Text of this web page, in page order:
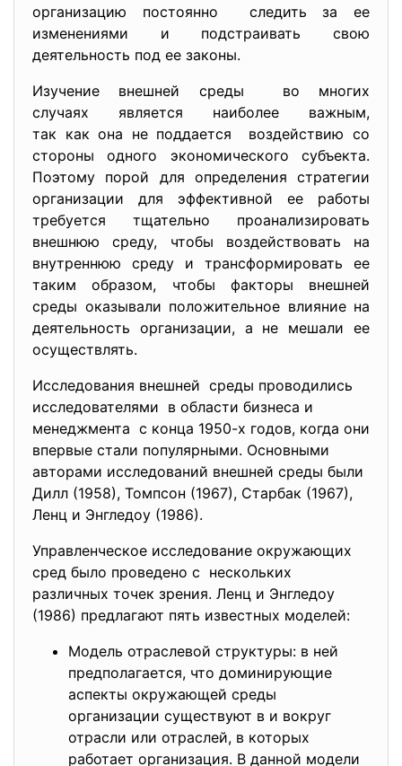
организацию постоянно следить за ее
изменениями и подстраивать свою
деятельность под ее законы.
Изучение внешней среды во многих
случаях является наиболее важным,
так как она не поддается воздействию со
стороны одного экономического субъекта.
Поэтому порой для определения стратегии
организации для эффективной ее работы
требуется тщательно проанализировать
внешнюю среду, чтобы воздействовать на
внутреннюю среду и трансформировать ее
таким образом, чтобы факторы внешней
среды оказывали положительное влияние на
деятельность организации, а не мешали ее
осуществлять.
Исследования внешней среды проводились
исследователями в области бизнеса и
менеджмента с конца 1950-х годов, когда они
впервые стали популярными. Основными
авторами исследований внешней среды были
Дилл (1958), Томпсон (1967), Старбак (1967),
Ленц и Энгледоу (1986).
Управленческое исследование окружающих
сред было проведено с нескольких
различных точек зрения. Ленц и Энгледоу
(1986) предлагают пять известных моделей:
Модель отраслевой структуры: в ней
предполагается, что доминирующие
аспекты окружающей среды
организации существуют в и вокруг
отрасли или отраслей, в которых
работает организация. В данной модели